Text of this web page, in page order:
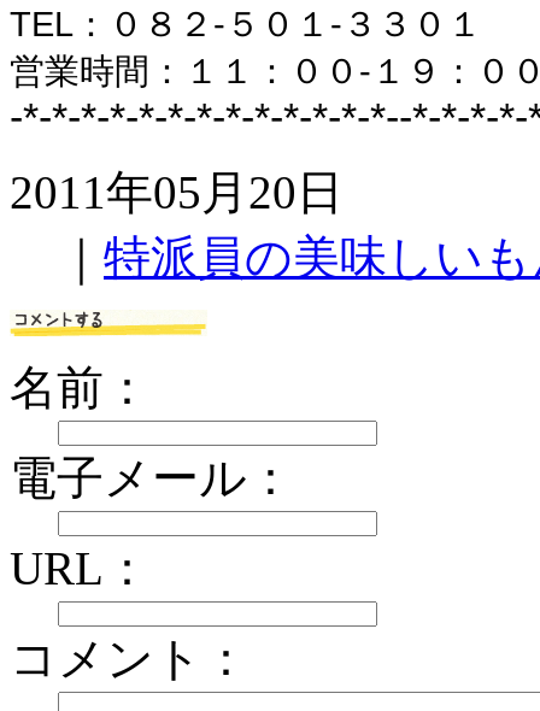
TEL：０８２-５０１-３３０１
営業時間：１１：００-１９：０
-*-*-*-*-*-*-*-*-*-*-*-*-*--*-*-*-*-
2011年05月20日
特派員の美味しい
名前：
電子メール：
URL：
コメント：